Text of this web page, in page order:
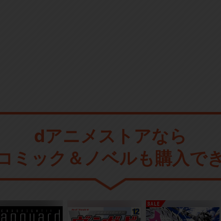
dアニメストアなら
ミック＆ノベルも購入で